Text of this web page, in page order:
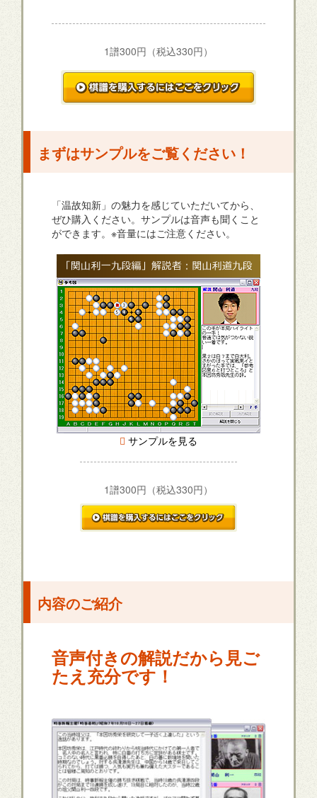
1譜300円（税込330円）
まずはサンプルをご覧ください！
「温故知新」の魅力を感じていただいてから、
ぜひ購入ください。サンプルは音声も聞くこと
ができます。※音量にはご注意ください。
サンプルを見る
1譜300円（税込330円）
内容のご紹介
音声付きの解説だから見ご
たえ充分です！